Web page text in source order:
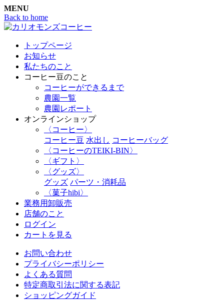
MENU
Back to home
トップページ
お知らせ
私たちのこと
コーヒー豆のこと
コーヒーができるまで
農園一覧
農園レポート
オンラインショップ
〈コーヒー〉
コーヒー豆 水出し コーヒーバッグ
〈コーヒーのTEIKI-BIN〉
〈ギフト〉
〈グッズ〉
グッズ パーツ・消耗品
〈菓子hibi〉
業務用卸販売
店舗のこと
ログイン
カートを見る
お問い合わせ
プライバシーポリシー
よくある質問
特定商取引法に関する表記
ショッピングガイド